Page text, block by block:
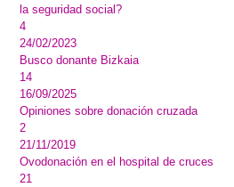
la seguridad social?
4
24/02/2023
Busco donante Bizkaia
14
16/09/2025
Opiniones sobre donación cruzada
2
21/11/2019
Ovodonación en el hospital de cruces
21